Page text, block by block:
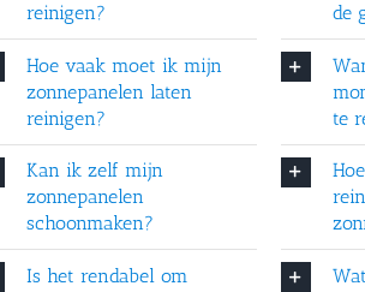
reinigen?
reinigen?
Hoe vaak moet ik mijn
zonnepanelen laten
reinigen?
Kan ik zelf mijn
zonnepanelen
schoonmaken?
Is het rendabel om
de
te